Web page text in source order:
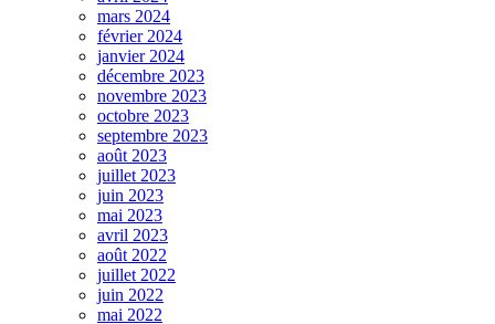
mars 2024
février 2024
janvier 2024
décembre 2023
novembre 2023
octobre 2023
septembre 2023
août 2023
juillet 2023
juin 2023
mai 2023
avril 2023
août 2022
juillet 2022
juin 2022
mai 2022